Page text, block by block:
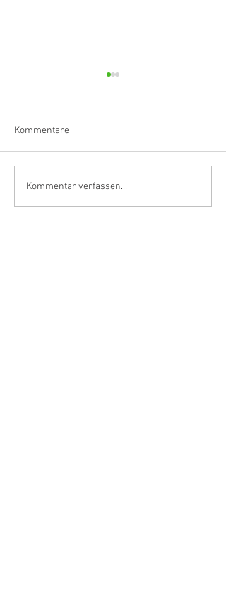
Klarinettistin, Tonmeisterin,
Grenzgängerin
Kommentare
Kommentar verfassen...